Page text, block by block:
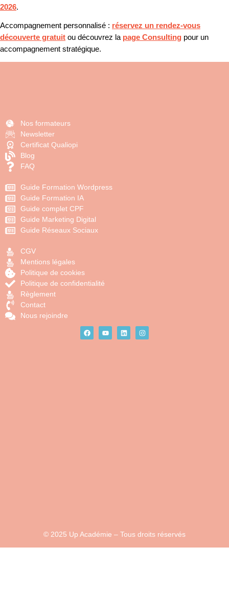
2026.
Accompagnement personnalisé : réservez un rendez-vous
découverte gratuit ou découvrez la page Consulting pour un
accompagnement stratégique.
Nos formateurs
Newsletter
Certificat Qualiopi
Blog
FAQ
Guide Formation Wordpress
Guide Formation IA
Guide complet CPF
Guide Marketing Digital
Guide Réseaux Sociaux
CGV
Mentions légales
Politique de cookies
Politique de confidentialité
Règlement
Contact
Nous rejoindre
© 2025 Up Académie – Tous droits réservés